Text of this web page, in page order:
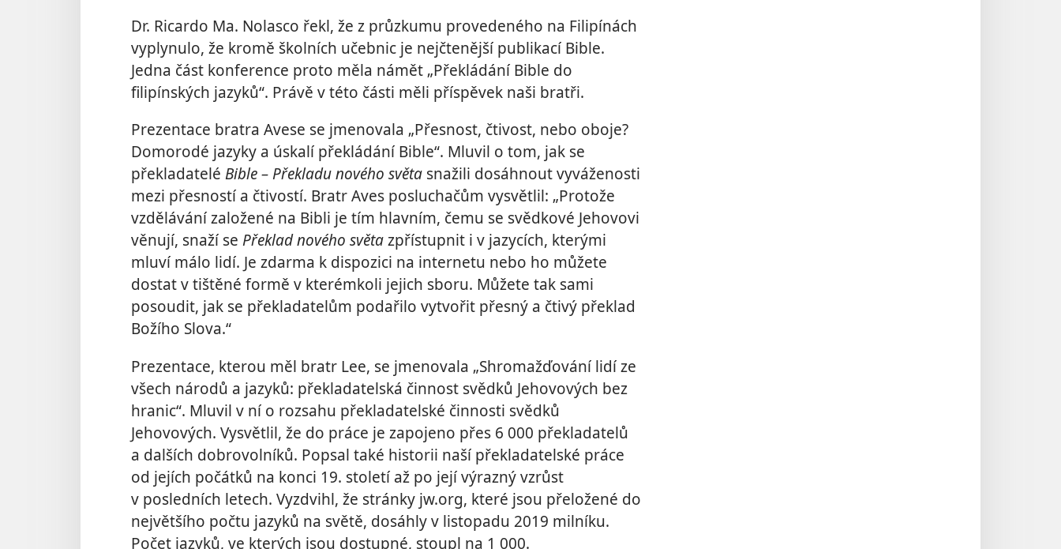
Dr. Ricardo Ma. Nolasco řekl, že z průzkumu provedeného na Filipínách
vyplynulo, že kromě školních učebnic je nejčtenější publikací Bible.
Jedna část konference proto měla námět „Překládání Bible do
filipínských jazyků“. Právě v této části měli příspěvek naši bratři.
Prezentace bratra Avese se jmenovala „Přesnost, čtivost, nebo oboje?
Domorodé jazyky a úskalí překládání Bible“. Mluvil o tom, jak se
překladatelé Bible – Překladu nového světa snažili dosáhnout vyváženosti
mezi přesností a čtivostí. Bratr Aves posluchačům vysvětlil: „Protože
vzdělávání založené na Bibli je tím hlavním, čemu se svědkové Jehovovi
věnují, snaží se Překlad nového světazpřístupnit i v jazycích, kterými
mluví málo lidí. Je zdarma k dispozici na internetu nebo ho můžete
dostat v tištěné formě v kterémkoli jejich sboru. Můžete tak sami
posoudit, jak se překladatelům podařilo vytvořit přesný a čtivý překlad
Božího Slova.“
Prezentace, kterou měl bratr Lee, se jmenovala „Shromažďování lidí ze
všech národů a jazyků: překladatelská činnost svědků Jehovových bez
hranic“. Mluvil v ní o rozsahu překladatelské činnosti svědků
Jehovových. Vysvětlil, že do práce je zapojeno přes 6 000 překladatelů
a dalších dobrovolníků. Popsal také historii naší překladatelské práce
od jejích počátků na konci 19. století až po její výrazný vzrůst
v posledních letech. Vyzdvihl, že stránky jw.org, které jsou přeložené do
největšího počtu jazyků na světě, dosáhly v listopadu 2019 milníku.
Počet jazyků, ve kterých jsou dostupné, stoupl na 1 000.